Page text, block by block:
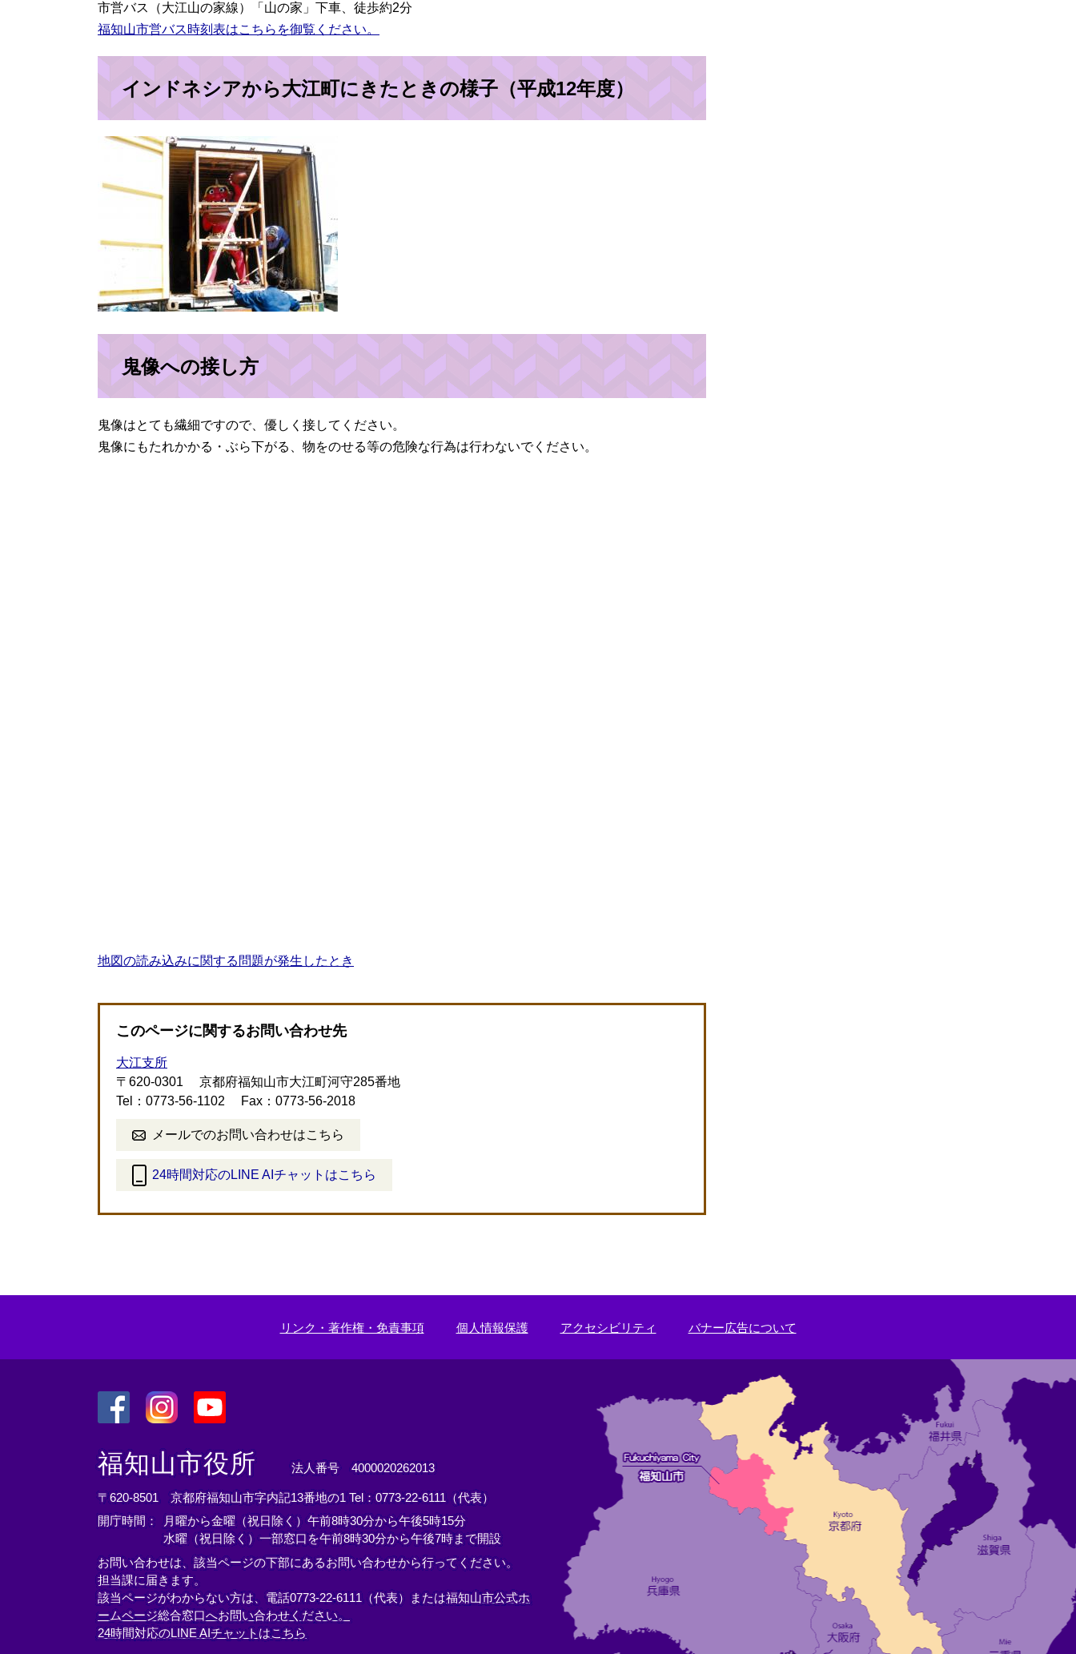
市営バス（大江山の家線）「山の家」下車、徒歩約2分
福知山市営バス時刻表はこちらを御覧ください。
インドネシアから大江町にきたときの様子（平成12年度）
鬼像への接し方
鬼像はとても繊細ですので、優しく接してください。
鬼像にもたれかかる・ぶら下がる、物をのせる等の危険な行為は行わないでください。
地図の読み込みに関する問題が発生したとき
このページに関するお問い合わせ先
大江支所
〒620-0301
京都府福知山市大江町河守285番地
Tel：0773-56-1102
Fax：0773-56-2018
メールでのお問い合わせはこちら
24時間対応のLINE AIチャットはこちら
外
ク
リンク・著作権・免責事項 個人情報保護 アクセシビリティ バナー広告について
外
部
リ
ン
ク
外
部
リ
ン
ク
外
部
リ
ン
ク
＞
福知山市役所 法人番号 4000020262013
〒620-8501 京都府福知山市字内記13番地の1 Tel：0773-22-6111（代表）
開庁時間： 月曜から金曜（祝日除く）午前8時30分から午後5時15分
水曜（祝日除く）一部窓口を午前8時30分から午後7時まで開設
お問い合わせは、該当ページの下部にあるお問い合わせから行ってください。
担当課に届きます。
該当ページがわからない方は、電話0773-22-6111（代表）または福知山市公式ホ
ームページ総合窓口へお問い合わせください。
24時間対応のLINE AIチャットはこちら